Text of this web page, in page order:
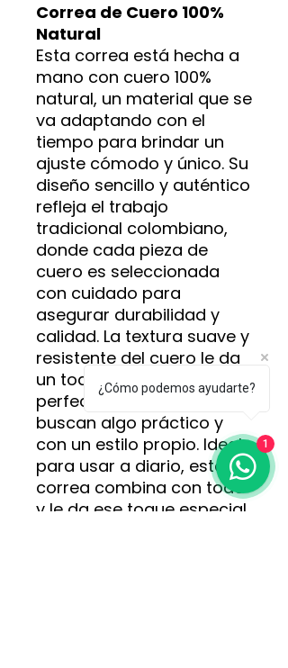
Correa de Cuero 100%
Natural
Esta correa está hecha a
mano con cuero 100%
natural, un material que se
va adaptando con el
tiempo para brindar un
ajuste cómodo y único. Su
diseño sencillo y auténtico
refleja el trabajo
tradicional colombiano,
donde cada pieza de
cuero es seleccionada
con cuidado para
asegurar durabilidad y
calidad. La textura suave y
resistente del cuero le da
un toque natural y rústico,
perfecto para quienes
buscan algo práctico y
con un estilo propio. Ideal
para usar a diario, esta
correa combina con todo
y le da ese toque especial
¿Cómo podemos ayudarte?
1